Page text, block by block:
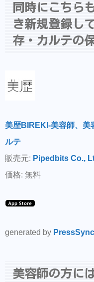
同時にこちら
き新規登録し
存・カルテの
美歴BIREKI-美容師、美
ルテ
販売元: Pipedbits Co.,
価格: 無料
generated by PressSync
美容師の方に